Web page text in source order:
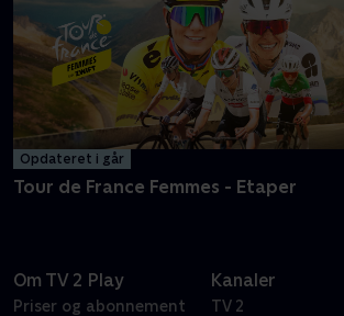
Opdateret i går
Tour de France Femmes - Etaper
Om TV 2 Play
Priser og abonnement
Kanaler
TV 2